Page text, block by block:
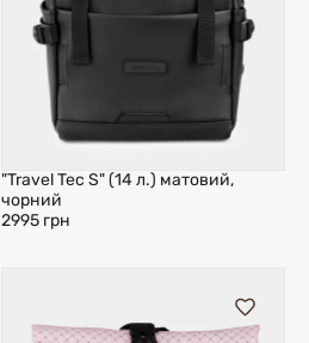
"Travel Tec S" (14 л.) матовий,
чорний
2995 грн